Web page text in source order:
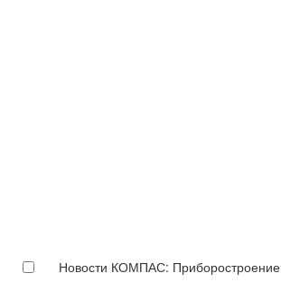
Новости КОМПАС: Приборостроение